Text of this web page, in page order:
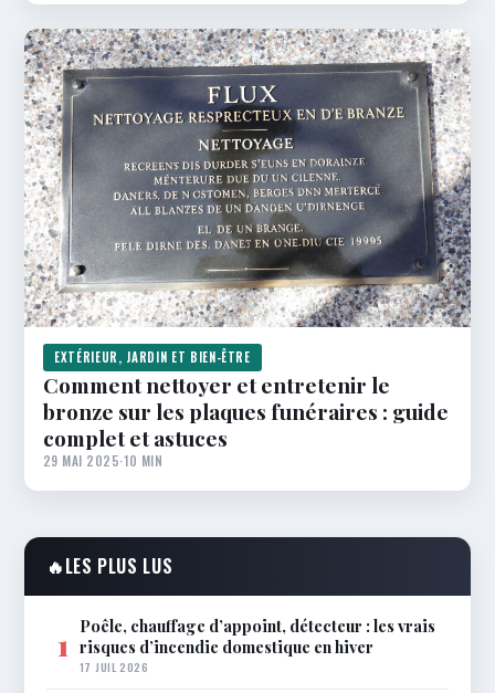
EXTÉRIEUR, JARDIN ET BIEN-ÊTRE
Comment nettoyer et entretenir le
bronze sur les plaques funéraires : guide
complet et astuces
29 MAI 2025·10 MIN
🔥LES PLUS LUS
1
Poêle, chauffage d’appoint, détecteur : les vrais
risques d’incendie domestique en hiver
17 JUIL 2026